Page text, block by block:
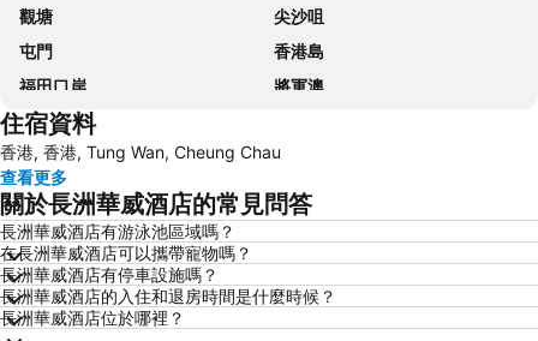
觀塘
尖沙咀
屯門
香港島
福田口岸
將軍澳
福田區
香港國際機場
南山區
東涌
元朗
紅磡
天水圍
Wan Chai Metro Station
海洋公園
深水埗區
黃金海岸
香港迪士尼樂園
新界
住宿資料
香港, 香港, Tung Wan, Cheung Chau
查看更多
關於長洲華威酒店的常見問答
長洲華威酒店有游泳池區域嗎？
在長洲華威酒店可以攜帶寵物嗎？
長洲華威酒店有停車設施嗎？
長洲華威酒店的入住和退房時間是什麼時候？
長洲華威酒店位於哪裡？